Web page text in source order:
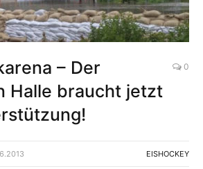
– Der
Halle braucht jetzt
0
EISHOCKEY